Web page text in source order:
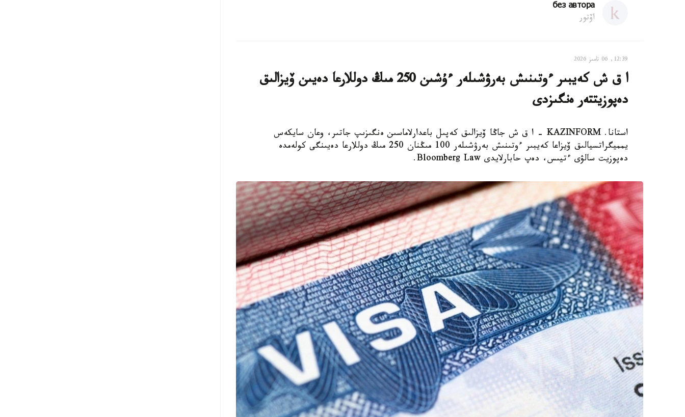
без автора
اۆتور
12:39, 06 تامىز 2026
ا ق ش كەيبىر ءوتىنىش بەرۋشىلەر ءۇشىن 250 مىڭ دوللارعا دەيىن ۆيزالىق
دەپوزيتتەر ەنگىزدى
استانا. KAZINFORM – ا ق ش جاڭا ۆيزالىق كەپىل باعدارلاماسىن ەنگىزىپ جاتىر، وعان سايكەس
يمميگراتسيالىق ۆيزاعا كەيبىر ءوتىنىش بەرۋشىلەر 100 مىڭنان 250 مىڭ دوللارعا دەيىنگى كولەمدە
دەپوزيت سالۋى ءتيىس، دەپ حابارلايدى Bloomberg Law.